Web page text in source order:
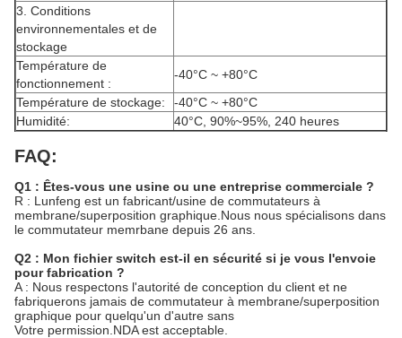
3. Conditions
environnementales et de
stockage
Température de
fonctionnement :
-40°C ~ +80°C
Température de stockage:
-40°C ~ +80°C
Humidité:
40°C, 90%~95%, 240 heures
FAQ:
Q1 : Êtes-vous une usine ou une entreprise commerciale ?
R : Lunfeng est un fabricant/usine de commutateurs à
membrane/superposition graphique.Nous nous spécialisons dans
le commutateur memrbane depuis 26 ans.
Q2 : Mon fichier switch est-il en sécurité si je vous l'envoie
pour fabrication ?
A : Nous respectons l'autorité de conception du client et ne
fabriquerons jamais de commutateur à membrane/superposition
graphique pour quelqu'un d'autre sans
Votre permission.NDA est acceptable.